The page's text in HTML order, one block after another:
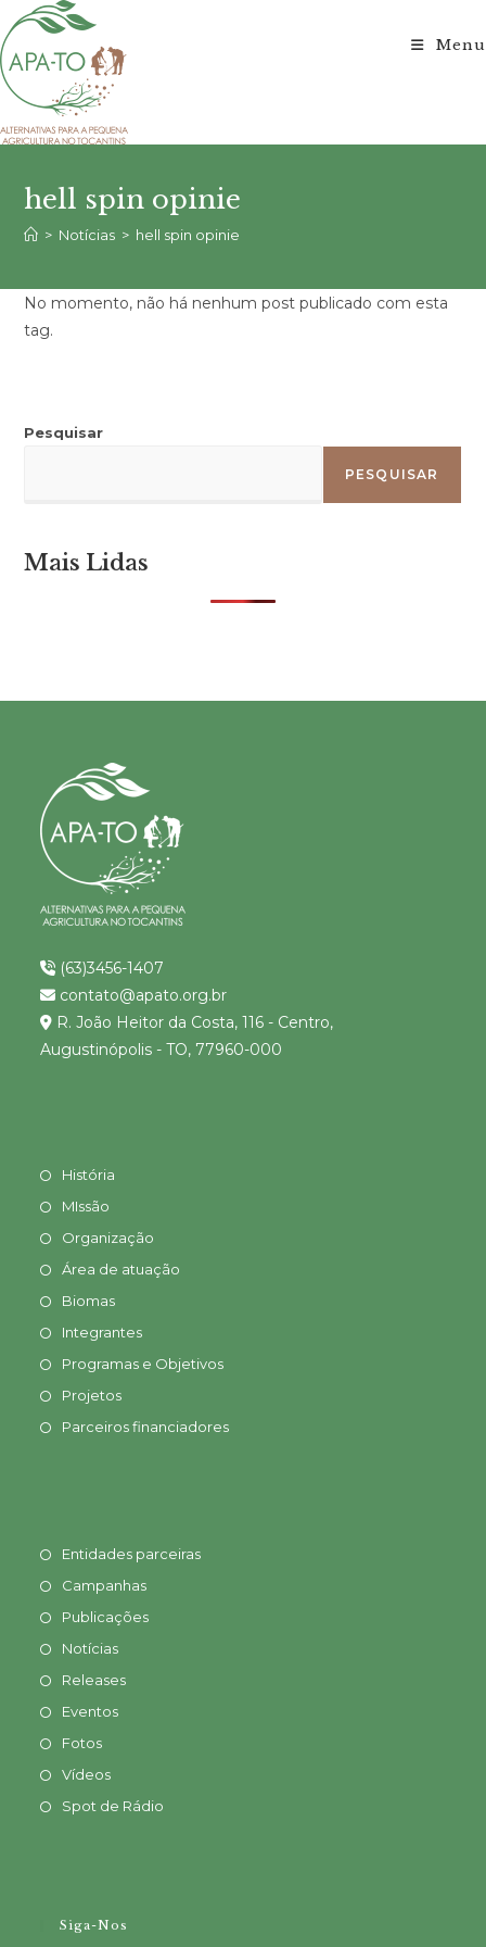
para
o
conteúdo
Menu
hell spin opinie
> Notícias > hell spin opinie
No momento, não há nenhum post publicado com esta
tag.
Pesquisar
PESQUISAR
Mais Lidas
(63)3456-1407
contato@apato.org.br
R. João Heitor da Costa, 116 - Centro,
Augustinópolis - TO, 77960-000
História
MIssão
Organização
Área de atuação
Biomas
Integrantes
Programas e Objetivos
Projetos
Parceiros financiadores
Entidades parceiras
Campanhas
Publicações
Notícias
Releases
Eventos
Fotos
Vídeos
Spot de Rádio
Siga-Nos